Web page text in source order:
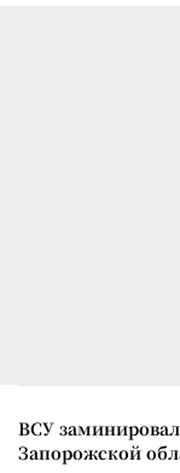
ВСУ
Запорожской